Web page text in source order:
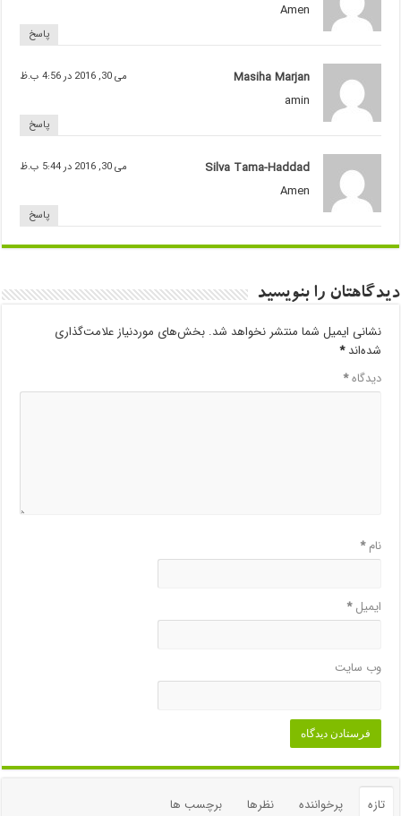
Amen
پاسخ
Masiha Marjan می 30, 2016 در 4:56 ب.ظ
amin
پاسخ
Silva Tama-Haddad می 30, 2016 در 5:44 ب.ظ
Amen
پاسخ
دیدگاهتان را بنویسید
نشانی ایمیل شما منتشر نخواهد شد. بخش‌های موردنیاز علامت‌گذاری
شده‌اند*
دیدگاه*
نام*
ایمیل*
وب‌ سایت
تازه پرخواننده نظرها
برچسب ها